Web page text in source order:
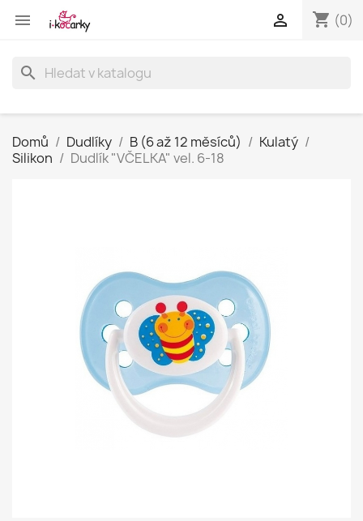
 shopping_cart (0)

search
Domů Dudlíky B (6 až 12 měsíců)
Kulatý
Silikon
Dudlík "VČELKA" vel. 6-18